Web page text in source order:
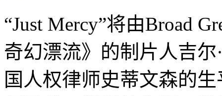
“Just Mercy”将由Broad
奇幻漂流》的制片人吉
国人权律师史蒂文森的